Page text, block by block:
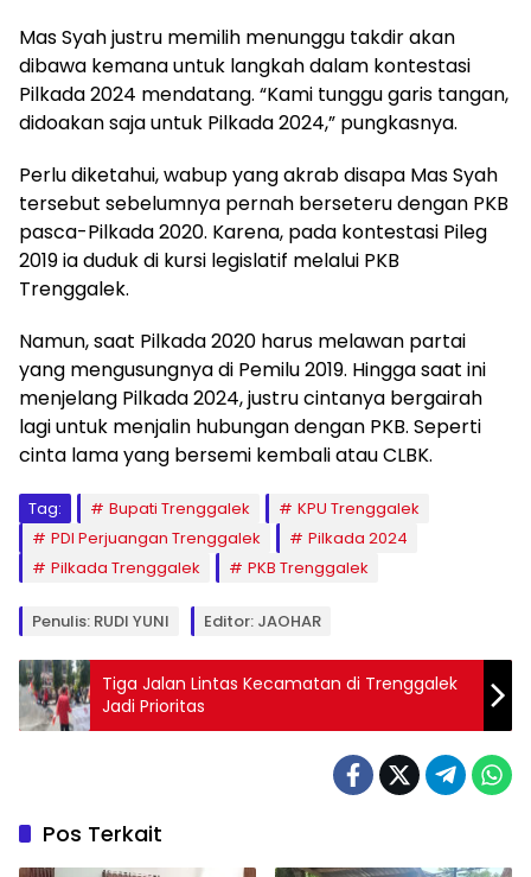
Mas Syah justru memilih menunggu takdir akan
dibawa kemana untuk langkah dalam kontestasi
Pilkada 2024 mendatang. “Kami tunggu garis tangan,
didoakan saja untuk Pilkada 2024,” pungkasnya.
Perlu diketahui, wabup yang akrab disapa Mas Syah
tersebut sebelumnya pernah berseteru dengan PKB
pasca-Pilkada 2020. Karena, pada kontestasi Pileg
2019 ia duduk di kursi legislatif melalui PKB
Trenggalek.
Namun, saat Pilkada 2020 harus melawan partai
yang mengusungnya di Pemilu 2019. Hingga saat ini
menjelang Pilkada 2024, justru cintanya bergairah
lagi untuk menjalin hubungan dengan PKB. Seperti
cinta lama yang bersemi kembali atau CLBK.
Tag: Bupati Trenggalek
KPU Trenggalek
PDI Perjuangan Trenggalek
Pilkada 2024
Pilkada Trenggalek
PKB Trenggalek
Penulis: RUDI YUNI Editor: JAOHAR
Tiga Jalan Lintas Kecamatan di Trenggalek
Jadi Prioritas
Pos Terkait